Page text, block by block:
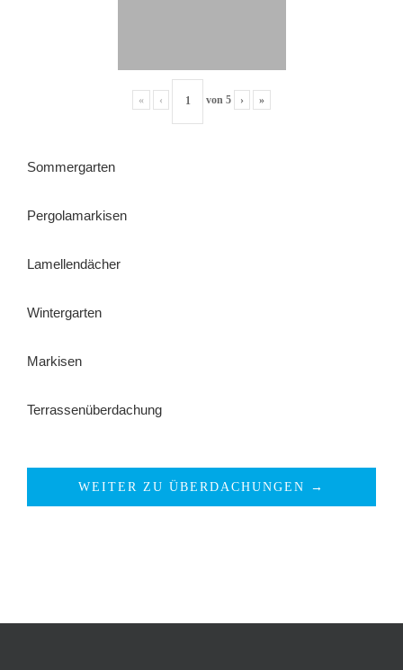
« ‹ von 5 › »
Sommergarten
Pergolamarkisen
Lamellendächer
Wintergarten
Markisen
Terrassenüberdachung
WEITER ZU ÜBERDACHUNGEN →